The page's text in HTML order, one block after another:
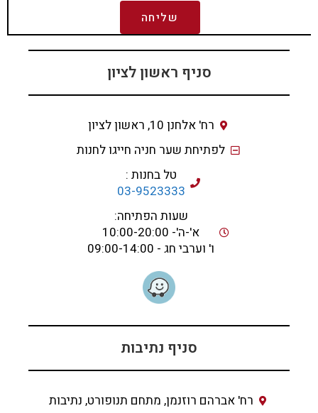
שליחה
סניף ראשון לציון
רח' אלחנן 10, ראשון לציון
לפתיחת שער חניה חייגו לחנות
טל בחנות :
03-9523333
שעות הפתיחה:
א'-ה'- 10:00-20:00
ו' וערבי חג - 09:00-14:00
סניף נתיבות
רח' אברהם רוזנמן, מתחם תנופורט, נתיבות